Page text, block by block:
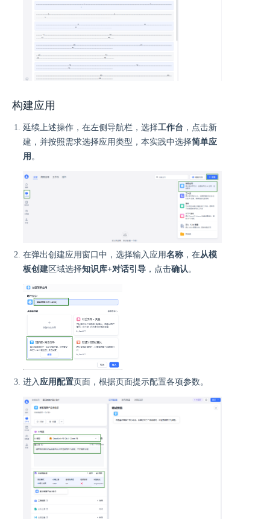
构建应用
延续上述操作，在左侧导航栏，选择工作台 ，点击新
建，并按照需求选择应用类型，本实践中选择简单应
用 。
在弹出创建应用窗口中，选择输入应用名称 ，在从模
板创建 区域选择知识库+对话引导 ，点击确认。
进入 应用配置页面，根据页面提示配置各项参数。